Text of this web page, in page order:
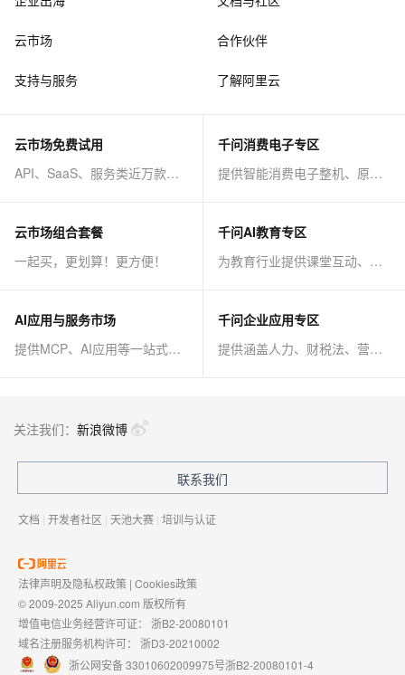
云市场 合作伙伴
支持与服务 了解阿里云
云市场免费试用
API、SaaS、服务类近万款商品免费试！
千问消费电子专区
提供智能消费电子整机、原子能力等AI方案
云市场组合套餐
一起买，更划算！更方便！
千问AI教育专区
为教育行业提供课堂互动、课程制作等AI方案
AI应用与服务市场
提供MCP、AI应用等一站式AI解决方案
千问企业应用专区
提供涵盖人力、财税法、营销、客服等AI方案
关注我们： 新浪微博
联系我们
文档 | 开发者社区 | 天池大赛 | 培训与认证
法律声明及隐私权政策 | Cookies政策
© 2009-2025 Aliyun.com 版权所有
增值电信业务经营许可证： 浙B2-20080101
域名注册服务机构许可： 浙D3-20210002
浙公网安备 33010602009975号浙B2-20080101-4